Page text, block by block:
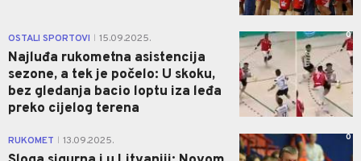
OSTALI SPORTOVI 15.09.2025.
Najluđa rukometna asistencija
sezone, a tek je počelo: U skoku,
bez gledanja bacio loptu iza leđa
preko cijelog terena
0
RUKOMET 13.09.2025. 0